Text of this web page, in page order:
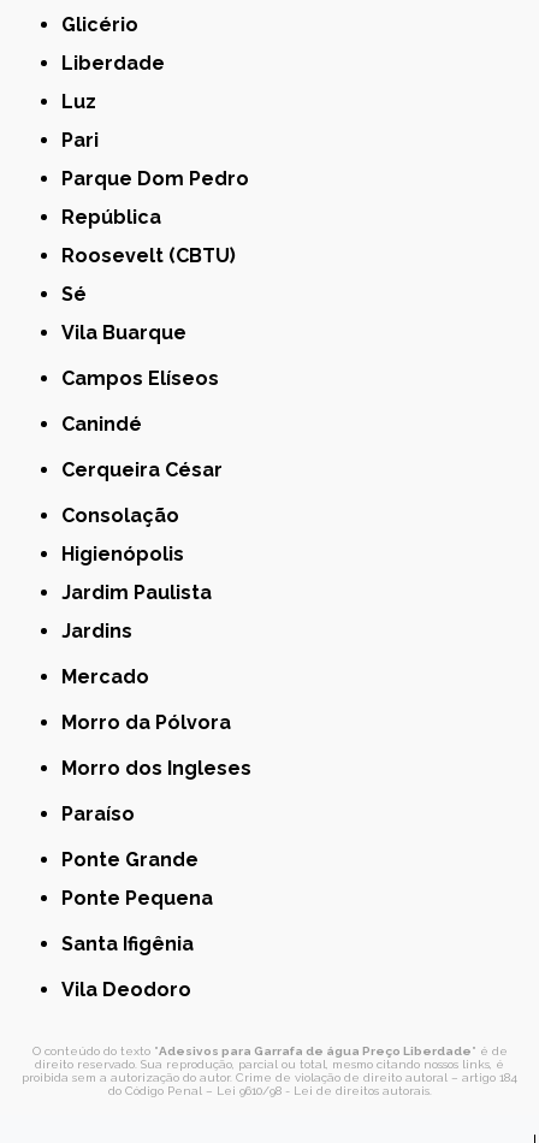
Glicério
Liberdade
Luz
Pari
Parque Dom Pedro
República
Roosevelt (CBTU)
Sé
Vila Buarque
Campos Elíseos
Canindé
Cerqueira César
Consolação
Higienópolis
Jardim Paulista
Jardins
Mercado
Morro da Pólvora
Morro dos Ingleses
Paraíso
Ponte Grande
Ponte Pequena
Santa Ifigênia
Vila Deodoro
O conteúdo do texto "Adesivos para Garrafa de água Preço Liberdade" é de
direito reservado. Sua reprodução, parcial ou total, mesmo citando nossos links, é
proibida sem a autorização do autor. Crime de violação de direito autoral – artigo 184
do Código Penal – Lei 9610/98 - Lei de direitos autorais.